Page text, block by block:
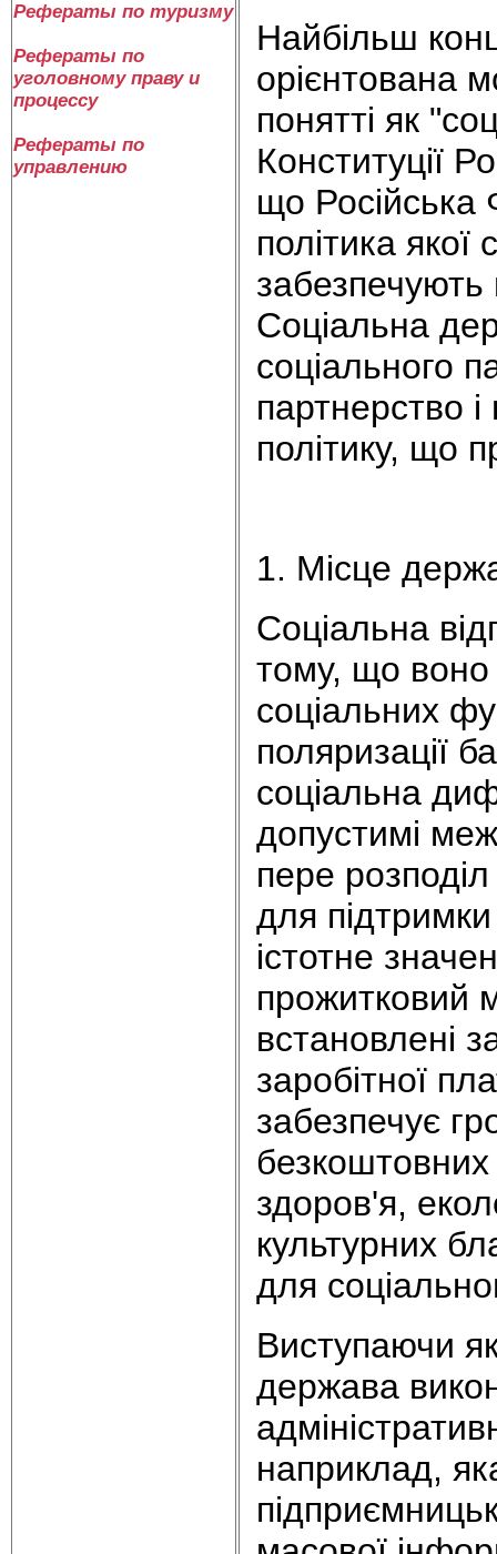
Рефераты по туризму
Рефераты по
уголовному праву и
процессу
Рефераты по
управлению
Найбільш
орієнтована
понятті як
Конституції
що Російська
політика
забезпечують
Соціальна
соціального
партнерство
політику, що
1. Місце
Соціальна
тому, що воно
соціальних
поляризації
соціальна
допустимі
пере
для
істотне
прожитковий
встановлені
заробітної
забезпечує
безкоштовних
здоров'я,
культурних
для
Виступаючи
держава
наприклад,